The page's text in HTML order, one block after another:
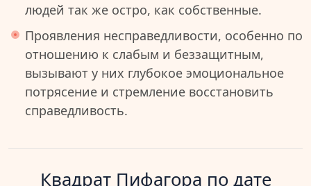
людей так же остро, как собственные.
Проявления несправедливости, особенно по
отношению к слабым и беззащитным,
вызывают у них глубокое эмоциональное
потрясение и стремление восстановить
справедливость.
Квадрат Пифагора по дате